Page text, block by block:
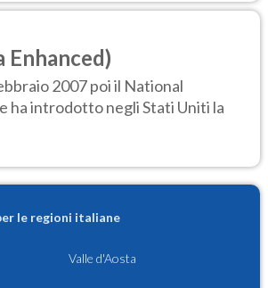
Enhanced)
2007 poi il National
ha introdotto negli Stati Uniti la
le regioni italiane
Valle d'Aosta